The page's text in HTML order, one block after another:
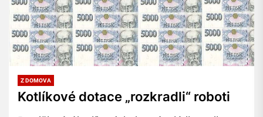
Z DOMOVA
Kotlíkové dotace „rozkradli“ roboti